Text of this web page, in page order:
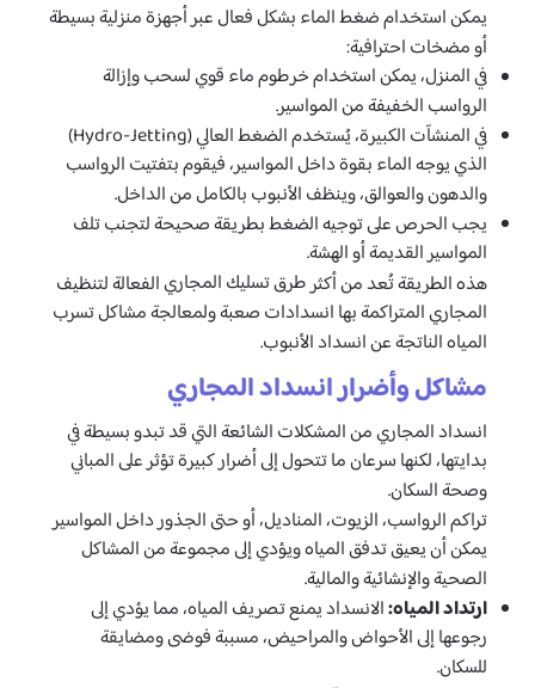
يمكن استخدام ضغط الماء بشكل فعال عبر أجهزة منزلية بسيطة
أو مضخات احترافية:
في المنزل، يمكن استخدام خرطوم ماء قوي لسحب وإزالة
الرواسب الخفيفة من المواسير.
في المنشآت الكبيرة، يُستخدم الضغط العالي (Hydro-Jetting)
الذي يوجه الماء بقوة داخل المواسير، فيقوم بتفتيت الرواسب
والدهون والعوالق، وينظف الأنبوب بالكامل من الداخل.
يجب الحرص على توجيه الضغط بطريقة صحيحة لتجنب تلف
المواسير القديمة أو الهشة.
هذه الطريقة تُعد من أكثرطرق تسليك المجاريالفعالة لتنظيف
المجاري المتراكمة بها انسدادات صعبة ولمعالجة مشاكل تسرب
المياه الناتجة عن انسداد الأنبوب.
مشاكل وأضرار انسداد المجاري
انسداد المجاري من المشكلات الشائعة التي قد تبدو بسيطة في
بدايتها، لكنها سرعان ما تتحول إلى أضرار كبيرة تؤثر على المباني
وصحة السكان.
تراكم الرواسب، الزيوت، المناديل، أو حتى الجذور داخل المواسير
يمكن أن يعيق تدفق المياه ويؤدي إلى مجموعة من المشاكل
الصحية والإنشائية والمالية.
ارتداد المياه:الانسداد يمنع تصريف المياه، مما يؤدي إلى
رجوعها إلى الأحواض والمراحيض، مسببة فوضى ومضايقة
للسكان.